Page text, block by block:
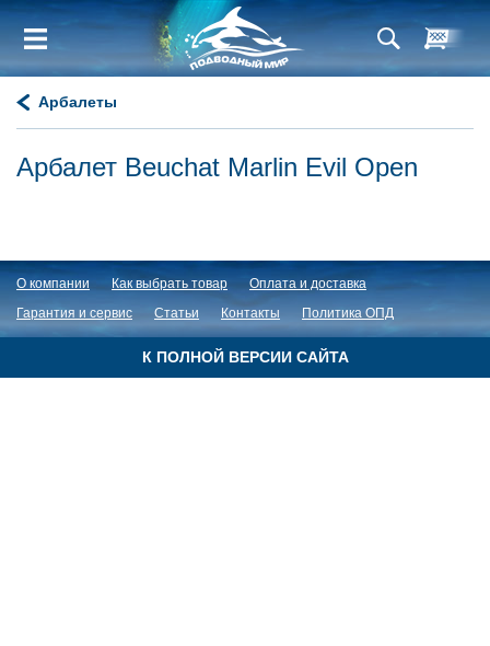
Арбалеты
Арбалет Beuchat Marlin Evil Open
О компании Как выбрать товар
Оплата и доставка
Гарантия и сервис
Статьи Контакты Политика ОПД
К ПОЛНОЙ ВЕРСИИ САЙТА